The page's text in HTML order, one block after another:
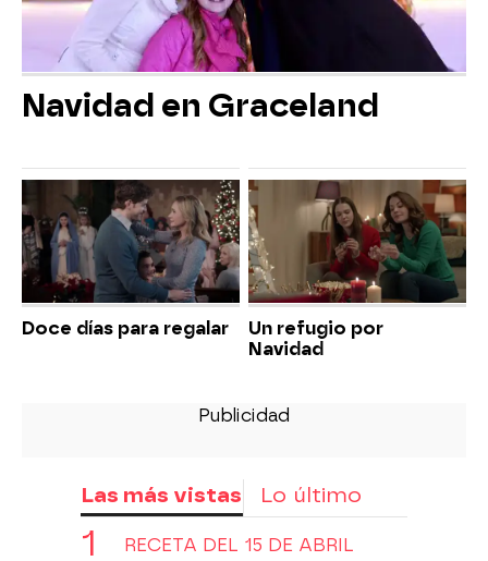
Navidad en Graceland
Doce días para regalar
Un refugio por
Navidad
Las más vistas Lo último
RECETA DEL 15 DE ABRIL